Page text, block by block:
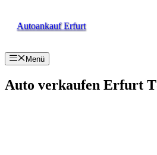
InhaltAutoankauf Erfurt
Menü
Auto verkaufen Erfurt